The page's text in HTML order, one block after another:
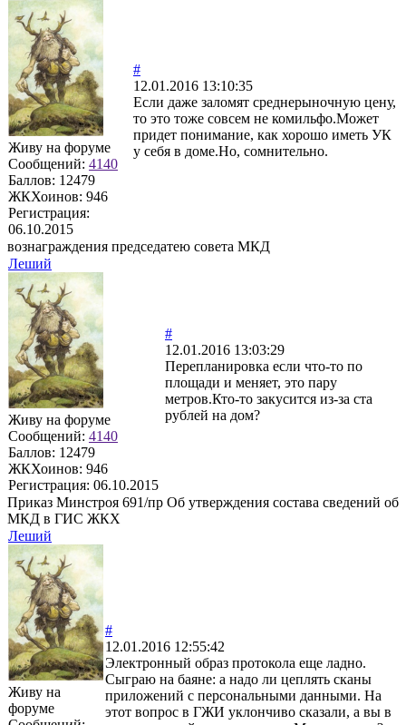
Живу на форуме
Сообщений: 4140
Баллов: 12479
ЖКХоинов: 946
Регистрация:
06.10.2015
#
12.01.2016 13:10:35
Если даже заломят среднерыночную цену,
то это тоже совсем не комильфо.Может
придет понимание, как хорошо иметь УК
у себя в доме.Но, сомнительно.
вознаграждения председатею совета МКД
Леший
Живу на форуме
Сообщений: 4140
Баллов: 12479
ЖКХоинов: 946
Регистрация: 06.10.2015
#
12.01.2016 13:03:29
Перепланировка если что-то по
площади и меняет, это пару
метров.Кто-то закусится из-за ста
рублей на дом?
Приказ Минстроя 691/пр Об утверждения состава сведений об
МКД в ГИС ЖКХ
Леший
Живу на
форуме
#
12.01.2016 12:55:42
Электронный образ протокола еще ладно.
Сыграю на баяне: а надо ли цеплять сканы
приложений с персональными данными. На
этот вопрос в ГЖИ уклончиво сказали, а вы в